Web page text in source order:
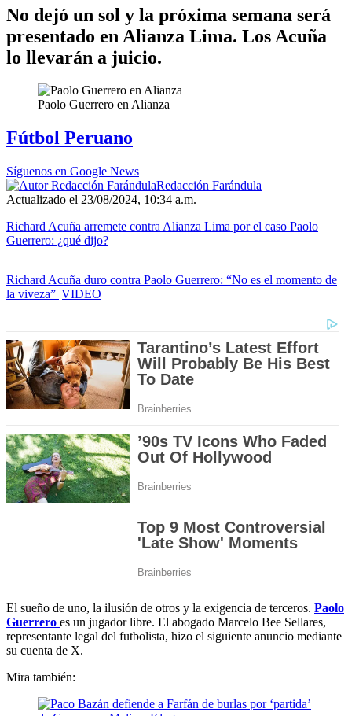
No dejó un sol y la próxima semana será
presentado en Alianza Lima. Los Acuña
lo llevarán a juicio.
Paolo Guerrero en Alianza
Fútbol Peruano
Síguenos en Google News
Redacción Farándula
Actualizado el 23/08/2024, 10:34 a.m.
Richard Acuña arremete contra Alianza Lima por el caso Paolo
Guerrero: ¿qué dijo?
Richard Acuña duro contra Paolo Guerrero: “No es el momento de
la viveza” |VIDEO
El sueño de uno, la ilusión de otros y la exigencia de terceros. Paolo
Guerrero es un jugador libre. El abogado Marcelo Bee Sellares,
representante legal del futbolista, hizo el siguiente anuncio mediante
su cuenta de X.
Mira también: